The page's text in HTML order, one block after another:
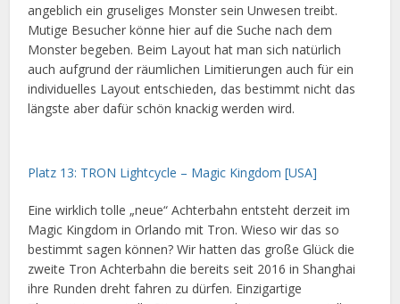
angeblich ein gruseliges Monster sein Unwesen treibt.
Mutige Besucher könne hier auf die Suche nach dem
Monster begeben. Beim Layout hat man sich natürlich
auch aufgrund der räumlichen Limitierungen auch für ein
individuelles Layout entschieden, das bestimmt nicht das
längste aber dafür schön knackig werden wird.
Platz 13: TRON Lightcycle – Magic Kingdom [USA]
Eine wirklich tolle „neue“ Achterbahn entsteht derzeit im
Magic Kingdom in Orlando mit Tron. Wieso wir das so
bestimmt sagen können? Wir hatten das große Glück die
zweite Tron Achterbahn die bereits seit 2016 in Shanghai
ihre Runden dreht fahren zu dürfen. Einzigartige